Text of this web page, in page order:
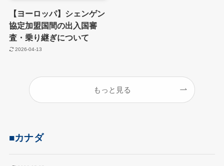
【ヨーロッパ】シェンゲン
協定加盟国間の出入国審
査・乗り継ぎについて
2026-04-13
もっと見る
■カナダ